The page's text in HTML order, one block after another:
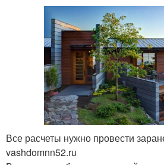
Все расчеты нужно провести
vashdomnn52.ru